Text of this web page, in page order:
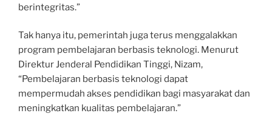
berintegritas.”
Tak hanya itu, pemerintah juga terus menggalakkan
program pembelajaran berbasis teknologi. Menurut
Direktur Jenderal Pendidikan Tinggi, Nizam,
“Pembelajaran berbasis teknologi dapat
mempermudah akses pendidikan bagi masyarakat dan
meningkatkan kualitas pembelajaran.”